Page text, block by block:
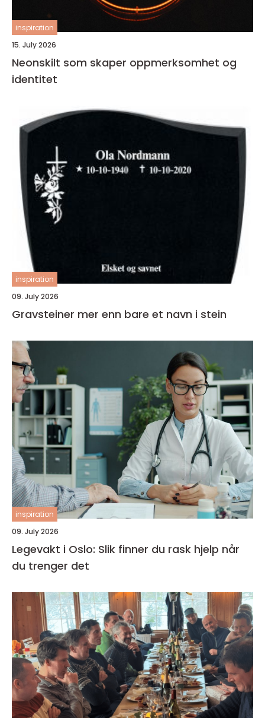
inspiration
15. July 2026
Neonskilt som skaper oppmerksomhet og
identitet
inspiration
09. July 2026
Gravsteiner mer enn bare et navn i stein
inspiration
09. July 2026
Legevakt i Oslo: Slik finner du rask hjelp når
du trenger det